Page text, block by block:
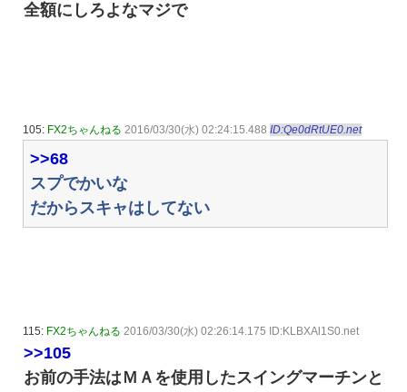
全額にしろよなマジで
105: FX2ちゃんねる 2016/03/30(水) 02:24:15.488 ID:Qe0dRtUE0.net
>>68
スプでかいな
だからスキャはしてない
115: FX2ちゃんねる 2016/03/30(水) 02:26:14.175 ID:KLBXAl1S0.net
>>105
お前の手法はＭＡを使用したスイングマーチンと